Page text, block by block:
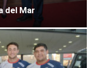
del Mar